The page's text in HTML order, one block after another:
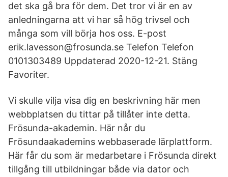
det ska gå bra för dem. Det tror vi är en av
anledningarna att vi har så hög trivsel och
många som vill börja hos oss. E-post
erik.lavesson@frosunda.se Telefon Telefon
0101303489 Uppdaterad 2020-12-21. Stäng
Favoriter.
Vi skulle vilja visa dig en beskrivning här men
webbplatsen du tittar på tillåter inte detta.
Frösunda-akademin. Här når du
Frösundaakademins webbaserade lärplattform.
Här får du som är medarbetare i Frösunda direkt
tillgång till utbildningar både via dator och